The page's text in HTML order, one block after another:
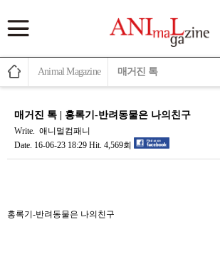
Animal Magazine 매거진 톡
매거진 톡 | 홍록기-반려동물은 나의친구
Write. 애니멀컴패니
Date. 16-06-23 18:29 Hit. 4,569회
본문
홍록기-반려동물은 나의친구